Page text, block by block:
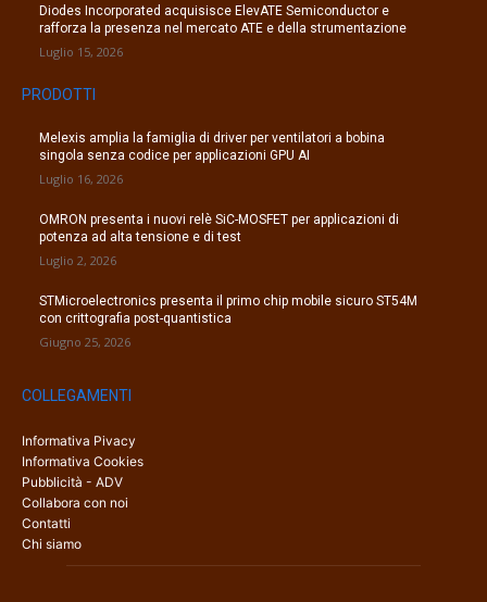
Diodes Incorporated acquisisce ElevATE Semiconductor e
rafforza la presenza nel mercato ATE e della strumentazione
Luglio 15, 2026
PRODOTTI
Melexis amplia la famiglia di driver per ventilatori a bobina
singola senza codice per applicazioni GPU AI
Luglio 16, 2026
OMRON presenta i nuovi relè SiC-MOSFET per applicazioni di
potenza ad alta tensione e di test
Luglio 2, 2026
STMicroelectronics presenta il primo chip mobile sicuro ST54M
con crittografia post-quantistica
Giugno 25, 2026
COLLEGAMENTI
Informativa Pivacy
Informativa Cookies
Pubblicità - ADV
Collabora con noi
Contatti
Chi siamo